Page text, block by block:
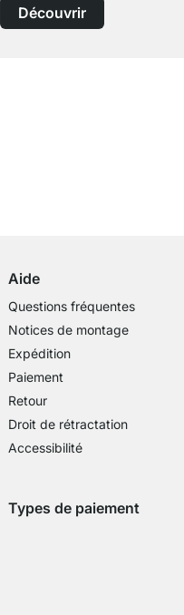
Découvrir
Aide
Questions fréquentes
Notices de montage
Expédition
Paiement
Retour
Droit de rétractation
Accessibilité
Types de paiement